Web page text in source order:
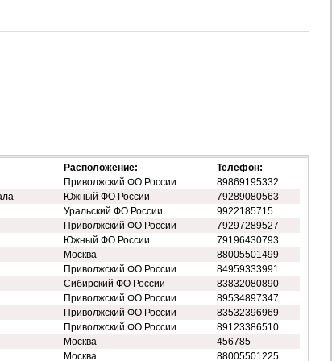
Расположение:
Телефон:
Приволжский ФО России
89869195332
Южный ФО России
79289080563
Уральский ФО России
9922185715
Приволжский ФО России
79297289527
Южный ФО России
79196430793
Москва
88005501499
Приволжский ФО России
84959333991
Сибирский ФО России
83832080890
Приволжский ФО России
89534897347
Приволжский ФО России
83532396969
Приволжский ФО России
89123386510
Москва
456785
Москва 88005501225